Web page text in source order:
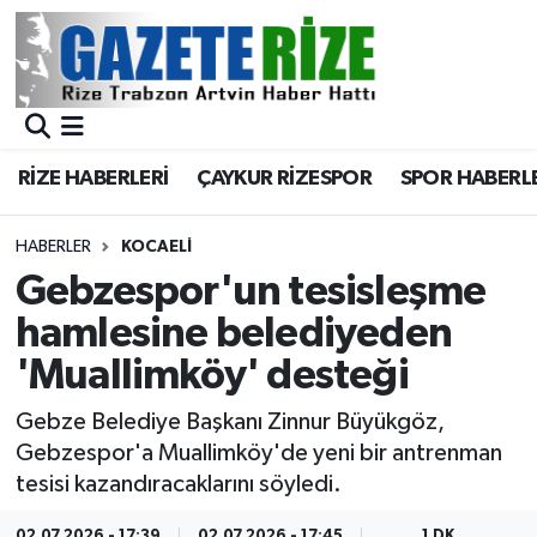
RİZE HABERLERİ ÇAYKUR RİZESPOR SPOR
HABERLER KOCAELI
Gebzespor'un tesisleşme
hamlesine belediyeden
'Muallimköy' desteği
Gebze Belediye Başkanı Zinnur Büyükgöz,
Gebzespor'a Muallimköy'de yeni bir antrenman
tesisi kazandıracaklarını söyledi.
BÖLGEMİZ
Asayiş
Rize Jandarma Komutanlığı
Bilim Teknoloji
Advertising news
Merkez Nöbetçi Eczaneler
Merkez Trafik Yoğunluk Haritası
Süper Lig Puan Durumu ve Fikstür
Tüm Manşetler
Son Dakika Haberleri
Haber Arşivi